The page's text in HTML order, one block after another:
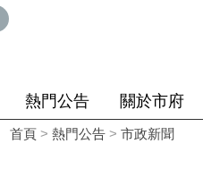
熱門公告 關於市府
首頁 > 熱門公告 > 市政新聞